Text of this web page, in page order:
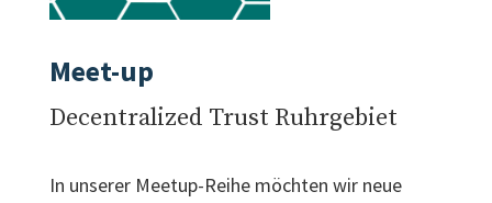
Meet-up
Decentralized Trust Ruhrgebiet
In unserer Meetup-Reihe möchten wir neue